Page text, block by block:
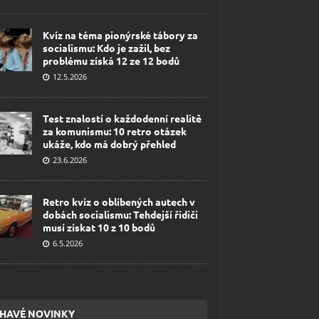
Kvíz na téma pionýrské tábory za
socialismu: Kdo je zažil, bez
problému získá 12 ze 12 bodů
12.5.2026
Test znalostí o každodenní realitě
za komunismu: 10 retro otázek
ukáže, kdo má dobrý přehled
23.6.2026
Retro kvíz o oblíbených autech v
dobách socialismu: Tehdejší řidiči
musí získat 10 z 10 bodů
6.5.2026
NOVINKY